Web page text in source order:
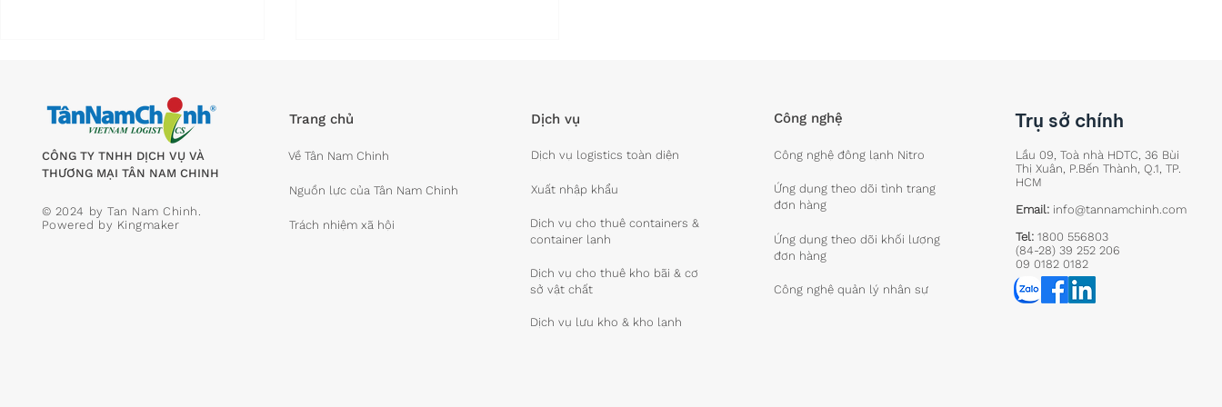
Vượt qua thanh long, sầu
Chi phí Logistics sẽ giảm
CÔNG TY TNHH DỊCH VỤ VÀ
THƯƠNG MẠI TÂN NAM CHINH
© 2024 by Tan Nam Chinh.
Powered by Kingmaker
Trang chủ
Về Tân Nam Chinh
Nguồn lực của Tân Nam Chinh
Trách nhiệm xã hội
Dịch vụ
Dịch vụ logistics toàn diện
Xuất nhập khẩu
Dịch vụ cho thuê containers &
container lạnh
Dịch vụ cho thuê kho bãi & cơ
sở vật chất
Dịch vụ lưu kho & kho lạnh
Công nghệ
Công nghệ đông lạnh Nitro
Ứng dụng theo dõi tình trạng
đơn hàng
Ứng dụng theo dõi khối lượng
đơn hàng
Công nghệ quản lý nhân sự
Trụ sở chính
Lầu 09, Toà nhà HDTC, 36 Bùi
Thị Xuân, P.Bến Thành, Q.1, TP.
HCM
Email: info@tannamchinh.com
Tel:1800 556803
(84-28) 39 252 206
09 0182 0182